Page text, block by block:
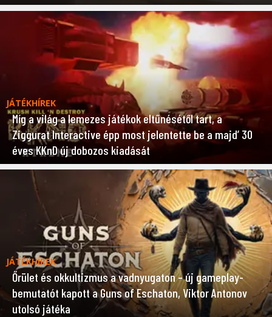
JÁTÉKHÍREK
Míg a világ a lemezes játékok eltűnésétől tart, a
Ziggurat Interactive épp most jelentette be a majd’ 30
éves KKnD új dobozos kiadását
JÁTÉKHÍREK
Őrület és okkultizmus a vadnyugaton – új gameplay-
bemutatót kapott a Guns of Eschaton, Viktor Antonov
utolsó játéka